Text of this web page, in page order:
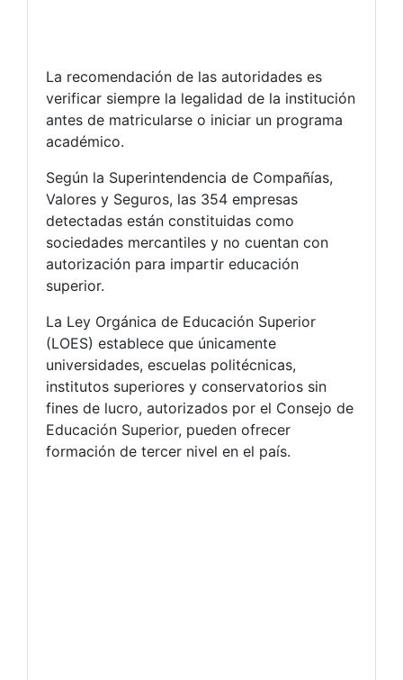
La recomendación de las autoridades es
verificar siempre la legalidad de la institución
antes de matricularse o iniciar un programa
académico.
Según la Superintendencia de Compañías,
Valores y Seguros, las 354 empresas
detectadas están constituidas como
sociedades mercantiles y no cuentan con
autorización para impartir educación
superior.
La Ley Orgánica de Educación Superior
(LOES) establece que únicamente
universidades, escuelas politécnicas,
institutos superiores y conservatorios sin
fines de lucro, autorizados por el Consejo de
Educación Superior, pueden ofrecer
formación de tercer nivel en el país.